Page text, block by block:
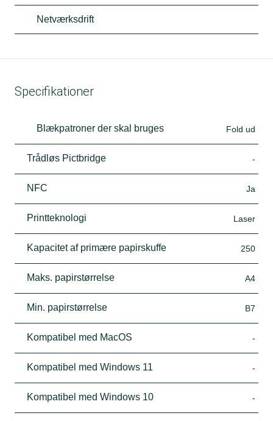
Netværksdrift
Specifikationer
Blækpatroner der skal bruges Fold ud
Trådløs Pictbridge -
NFC Ja
Printteknologi Laser
Kapacitet af primære papirskuffe 250
Maks. papirstørrelse A4
Min. papirstørrelse B7
Kompatibel med MacOS -
Kompatibel med Windows 11 -
Kompatibel med Windows 10 -